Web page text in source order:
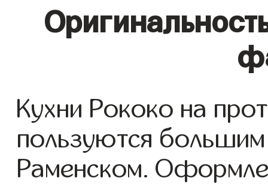
Кухни Рококо на
пользуются
Раменском.